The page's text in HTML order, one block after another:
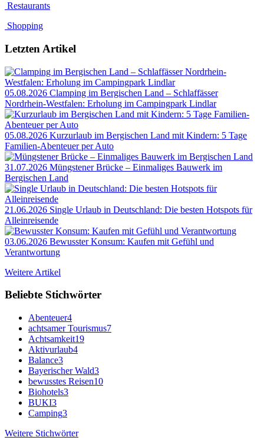
Restaurants
Shopping
Letzten Artikel
05.08.2026 Clamping im Bergischen Land – Schlaffässer
Nordrhein-Westfalen: Erholung im Campingpark Lindlar
05.08.2026 Kurzurlaub im Bergischen Land mit Kindern: 5 Tage
Familien-Abenteuer per Auto
31.07.2026 Müngstener Brücke – Einmaliges Bauwerk im
Bergischen Land
21.06.2026 Single Urlaub in Deutschland: Die besten Hotspots für
Alleinreisende
03.06.2026 Bewusster Konsum: Kaufen mit Gefühl und
Verantwortung
Weitere Artikel
Beliebte Stichwörter
Abenteuer4
achtsamer Tourismus7
Achtsamkeit19
Aktivurlaub4
Balance3
Bayerischer Wald3
bewusstes Reisen10
Biohotels3
BUKI3
Camping3
Weitere Stichwörter